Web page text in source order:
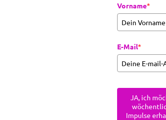
Vorname*
E-Mail*
JA, ich
Impulse